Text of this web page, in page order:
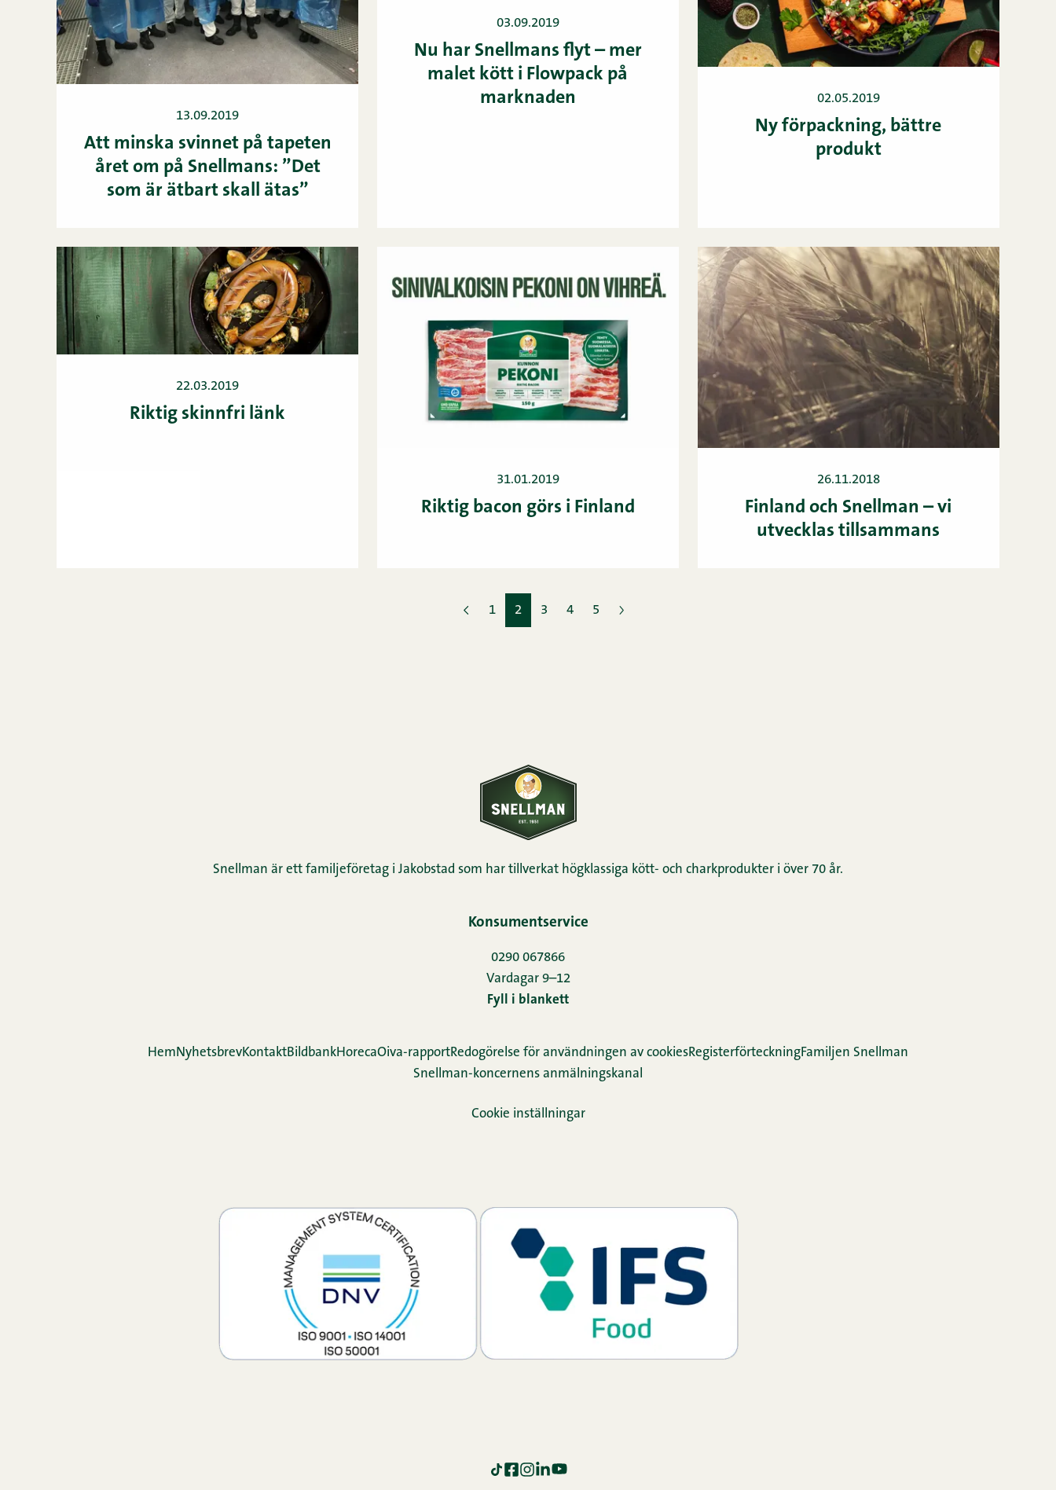
13.09.2019
Att minska svinnet på tapeten
året om på Snellmans: ”Det
som är ätbart skall ätas”
03.09.2019
Nu har Snellmans flyt – mer
malet kött i Flowpack på
marknaden
02.05.2019
Ny förpackning, bättre
produkt
22.03.2019
Riktig skinnfri länk
31.01.2019
Riktig bacon görs i Finland
26.11.2018
Finland och Snellman – vi
utvecklas tillsammans
1 2 3 4 5
Snellman är ett familjeföretag i Jakobstad som har tillverkat högklassiga kött- och charkprodukter i över 70 år.
Konsumentservice
0290 067866
Vardagar 9–12
Fyll i blankett
HemNyhetsbrevKontaktBildbankHorecaOiva-rapportRedogörelse för användningen av cookiesRe­gis­ter­för­teck­ningFamiljen Snellman
Snellman-koncernens anmälningskanal
Cookie inställningar
TikTok
Facebook
Instagram
LinkedIn
YouTube